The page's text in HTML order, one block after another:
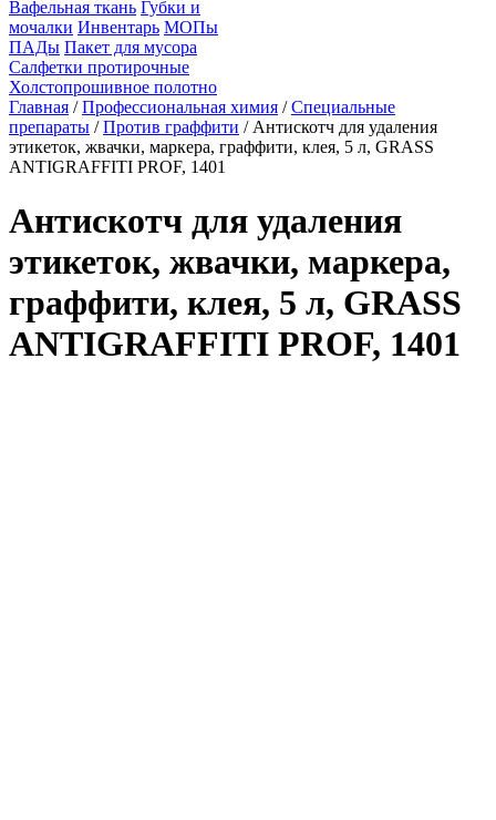
Вафельная ткань Губки и
мочалки Инвентарь МОПы
ПАДы Пакет для мусора
Салфетки протирочные
Холстопрошивное полотно
Главная /Профессиональная химия /Специальные
препараты /Против граффити / Антискотч для удаления
этикеток, жвачки, маркера, граффити, клея, 5 л, GRASS
ANTIGRAFFITI PROF, 1401
Антискотч для удаления
этикеток, жвачки, маркера,
граффити, клея, 5 л, GRASS
ANTIGRAFFITI PROF, 1401